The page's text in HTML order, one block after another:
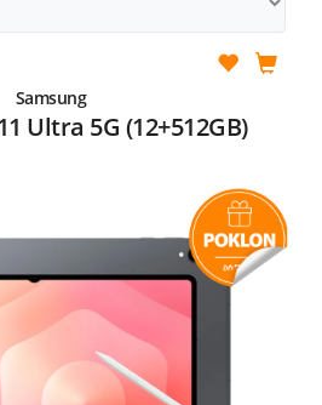
Samsung
Ultra 5G (12+512GB)